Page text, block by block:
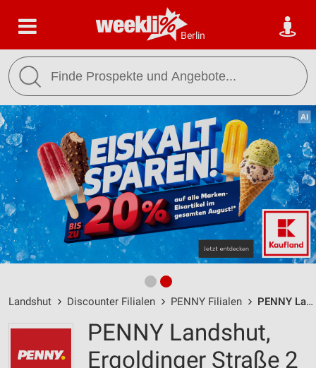
Berlin
Landshut Discounter Filialen PENNY Filialen PENNY Landshut / Ergoldinger Straße 2 c - Öffnungszeiten & Adresse
PENNY Landshut,
Ergoldinger Straße 2